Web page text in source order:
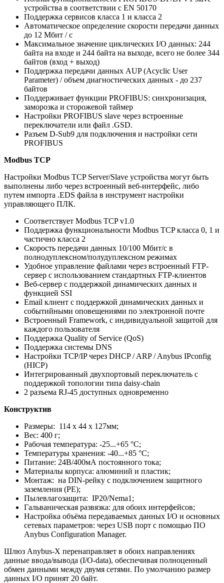
устройства в соответствии с EN 50170
Поддержка сервисов класса 1 и класса 2
Автоматическое определение скорости передачи данных
до 12 Мбит / с
Максимальное значение циклических I/O данных: 244
байта на входе и 244 байта на выходе, всего не более 344
байтов (вход + выход)
Поддержка передачи данных AUP (Acyclic User
Parameter) / объем диагностических данных - до 237
байтов
Поддерживает функции PROFIBUS: синхронизация,
заморозка и сторожевой таймер
Настройки PROFIBUS slave через встроенные
переключатели или файл .GSD.
Разъем D-Sub9 для подключения и настройки сети
PROFIBUS
Modbus TCP
Настройки Modbus TCP Server/Slave устройства могут быть
выполнены либо через встроенный веб-интерфейс, либо
путем импорта .EDS файла в инструмент настройки
управляющего ПЛК.
Соответствует Modbus TCP v1.0
Поддержка функциональности Modbus TCP класса 0, 1 и
частично класса 2
Скорость передачи данных 10/100 Мбит/с в
полнодуплексном/полудуплексном режимах
Удобное управление файлами через встроенный FTP-
сервер с использованием стандартных FTP-клиентов
Веб-сервер с поддержкой динамических данных и
функцией SSI
Email клиент с поддержкой динамических данных и
событийными оповещениями по электронной почте
Встроенный Framework, с индивидуальной защитой для
каждого пользователя
Поддержка Quality of Service (QoS)
Поддержка системы DNS
Настройки TCP/IP через DHCP / ARP / Anybus IPconfig
(HICP)
Интегрированный двухпортовый переключатель с
поддержкой топологии типа daisy-chain
2 разъема RJ-45 доступных одновременно
Конструктив
Размеры: 114 x 44 x 127мм;
Вес: 400 г;
Рабочая температура: -25...+65 °C;
Температуры хранения: -40...+85 °C;
Питание: 24В/400мА постоянного тока;
Материалы корпуса: алюминий и пластик;
Монтаж: на DIN-рейку с подключением защитного
заземления (РЕ);
Пылевлагозащита: IP20/Nema1;
Гальваническая развязка: для обоих интерфейсов;
Настройка объёма передаваемых данных I/O и основных
сетевых параметров: через USB порт с помощью ПО
Anybus Configuration Manager.
Шлюз Anybus-X перенаправляет в обоих направлениях
данные ввода/вывода (I/O-data), обеспечивая полноценный
обмен данными между двумя сетями. По умолчанию размер
данных I/O принят 20 байт.